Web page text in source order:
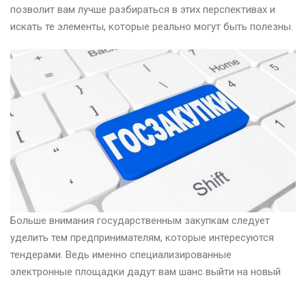
позволит вам лучше разбираться в этих перспективах и
искать те элементы, которые реально могут быть полезны.
Больше внимания государственным закупкам следует
уделить тем предпринимателям, которые интересуются
тендерами. Ведь именно специализированные
электронные площадки дадут вам шанс выйти на новый